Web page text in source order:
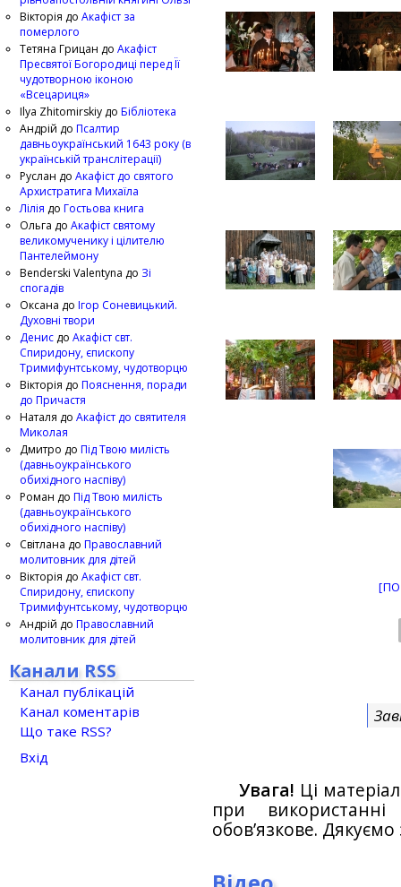
Увага! Ці
при
обов’язкове.
Вікторія до Акафіст за
померлого
Тетяна Грицан до Акафіст
Пресвятої Богородиці перед Її
чудотворною іконою
«Всецариця»
Ilya Zhitomirskiy до Бібліотека
Андрій до Псалтир
давньоукраїнський 1643 року (в
українській транслітерації)
Руслан до Акафіст до святого
Архистратига Михаїла
Лілія до Гостьова книга
Ольга до Акафіст святому
великомученику і цілителю
Пантелеймону
Benderski Valentyna до Зі
спогадів
Оксана до Ігор Соневицький.
Духовні твори
Денис до Акафіст свт.
Спиридону, єпископу
Тримифунтському, чудотворцю
Вікторія до Пояснення, поради
до Причастя
Наталя до Акафіст до святителя
Миколая
Дмитро до Під Твою милість
(давньоукраїнського
обихідного наспіву)
Роман до Під Твою милість
(давньоукраїнського
обихідного наспіву)
Світлана до Православний
молитовник для дітей
Вікторія до Акафіст свт.
Спиридону, єпископу
Тримифунтському, чудотворцю
Андрій до Православний
молитовник для дітей
Канали RSS
Канал публікацій
Канал коментарів
Що таке RSS?
Вхід